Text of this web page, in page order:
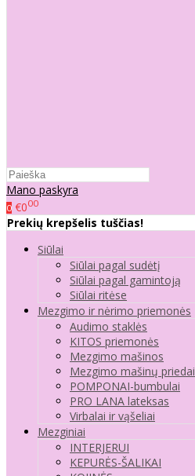
Mano paskyra
0 €000
Prekių krepšelis tuščias!
Siūlai
Siūlai pagal sudėtį
Siūlai pagal gamintoją
Siūlai ritėse
Mezgimo ir nėrimo priemonės
Audimo staklės
KITOS priemonės
Mezgimo mašinos
Mezgimo mašinų priedai
POMPONAI-bumbulai
PRO LANA lateksas
Virbalai ir vąšeliai
Mezginiai
INTERJERUI
KEPURĖS-ŠALIKAI